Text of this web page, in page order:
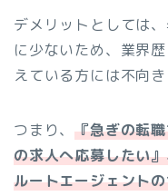
デメリットとしては
に少ないため、業界
えている方には不向き
つまり、『急ぎの転
の求人へ応募したい
ルートエージェント